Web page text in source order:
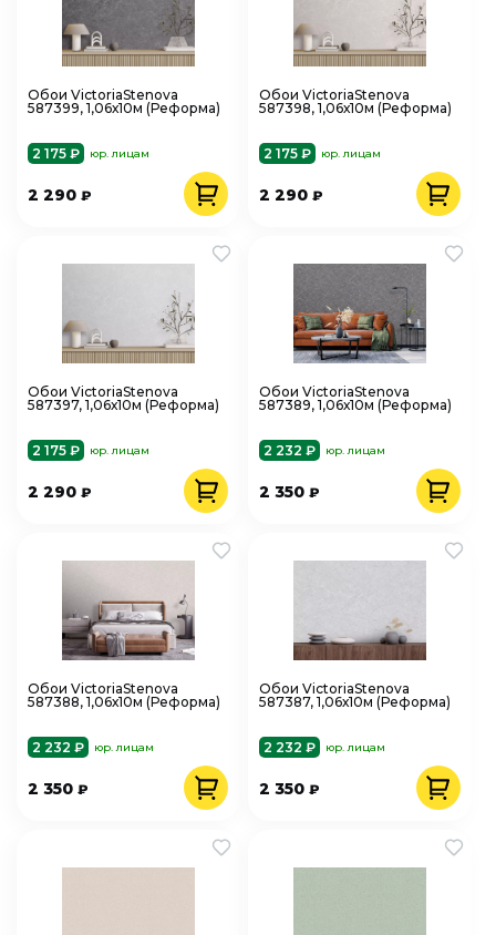
Обои VictoriaStenova
587399, 1,06х10м (Реформа)
2 175 ₽ юр. лицам
2 290 ₽
Обои VictoriaStenova
587398, 1,06х10м (Реформа)
2 175 ₽ юр. лицам
2 290₽
Обои VictoriaStenova
587397, 1,06х10м (Реформа)
2 175 ₽ юр. лицам
2 290 ₽
Обои VictoriaStenova
587389, 1,06х10м (Реформа)
2 232 ₽ юр. лицам
2 350₽
Обои VictoriaStenova
587388, 1,06х10м (Реформа)
2 232 ₽ юр. лицам
2 350 ₽
Обои VictoriaStenova
587387, 1,06х10м (Реформа)
2 232 ₽ юр. лицам
2 350₽